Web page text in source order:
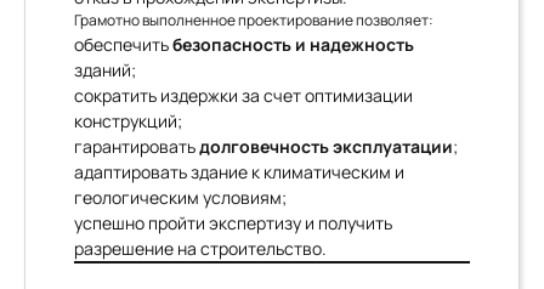
Грамотно выполненное проектирование позволяет:
обеспечитьбезопасность и надежность
зданий;
сократить издержки за счет оптимизации
конструкций;
гарантироватьдолговечность эксплуатации;
адаптировать здание к климатическим и
геологическим условиям;
успешно пройти экспертизу и получить
разрешение на строительство.